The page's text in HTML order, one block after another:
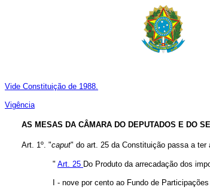
Vide Constituição de 1988.
Vigência
AS MESAS DA CÂMARA DO DEPUTADOS E DO
Art. 1º. "caput" do art. 25 da Constituição passa a ter
" Art. 25 Do Produto da arrecadação dos
I - nove por cento ao Fundo de